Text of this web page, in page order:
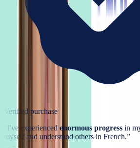
Verified purchase
I've experienced enormous progress in
myself and understand others in French.”